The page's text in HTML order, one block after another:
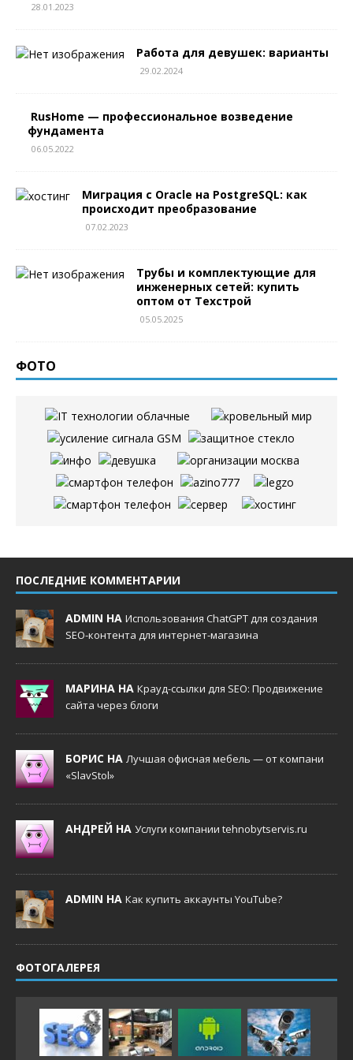
28.01.2023
Работа для девушек: варианты
29.02.2024
RusHome — профессиональное возведение
фундамента
06.05.2022
Миграция с Oracle на PostgreSQL: как
происходит преобразование
07.02.2023
Трубы и комплектующие для
инженерных сетей: купить
оптом от Техстрой
05.05.2025
ФОТО
ПОСЛЕДНИЕ КОММЕНТАРИИ
ADMIN НА Использования ChatGPT для создания
SEO-контента для интернет-магазина
МАРИНА НА Крауд-ссылки для SEO: Продвижение
сайта через блоги
БОРИС НА Лучшая офисная мебель — от компани
«SlavStol»
АНДРЕЙ НА Услуги компании tehnobytservis.ru
ADMIN НА Как купить аккаунты YouTube?
ФОТОГАЛЕРЕЯ